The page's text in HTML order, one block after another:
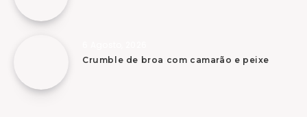
Crumble de broa com camarão e peixe